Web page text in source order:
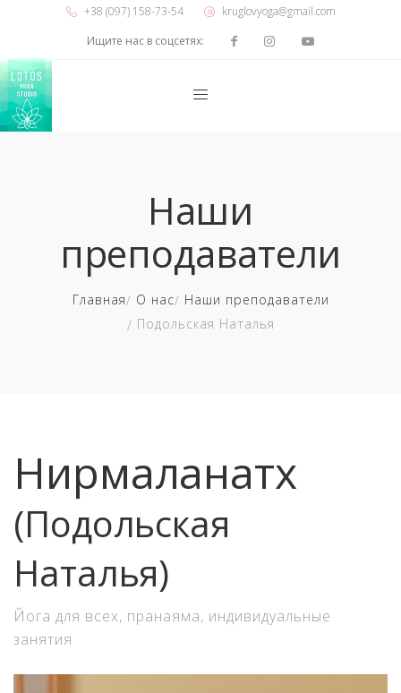
+38 (097) 158-73-54
kruglovyoga@gmail.com
Ищите нас в соцсетях:
Наши
преподаватели
Главная О нас
Наши преподаватели
Подольская Наталья
Нирмаланатх
(Подольская
Наталья)
Йога для всех, пранаяма, индивидуальные
занятия